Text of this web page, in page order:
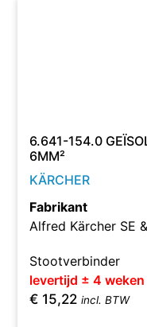
6.641-154.0
6MM²
KÄRCHER
Fabrikant
Alfred Kärcher SE
Stootverbinder
levertijd ± 4 weken
€ 15,22 incl. BTW